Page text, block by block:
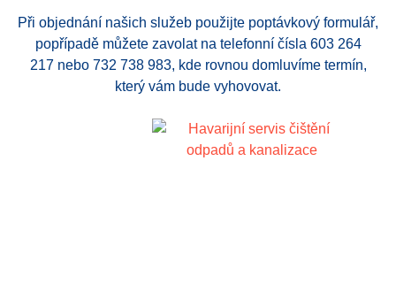
Při objednání našich služeb použijte poptávkový formulář,
popřípadě můžete zavolat na telefonní čísla 603 264
217 nebo 732 738 983, kde rovnou domluvíme termín,
který vám bude vyhovovat.